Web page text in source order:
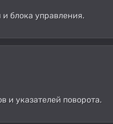
блока управления.
и указателей поворота.